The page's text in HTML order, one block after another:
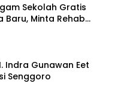
Sekolah Gratis
Baru, Minta Rehab
Indra Gunawan Eet
Senggoro